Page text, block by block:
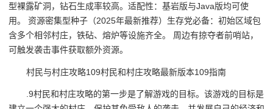
型裸露矿洞，钻石生成率较高。适配性：基岩版与Java版均可使
用。 资源密集型种子（2025年最新推荐）生存党必备：初始区域包
含多个相邻村庄，铁砧、熔炉等设施齐全。 周边有掠夺者前哨站，
可触发袭击事件获取额外资源。
村民与村庄攻略109村民和村庄攻略最新版本109指南
.9村民和村庄攻略的第一步是了解游戏的目标。该游戏的目标是